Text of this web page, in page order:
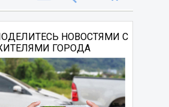
НОВОСТЯМИ С
ГОРОДА